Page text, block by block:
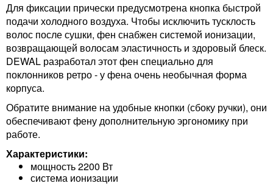
Для фиксации прически предусмотрена кнопка быстрой
подачи холодного воздуха. Чтобы исключить тусклость
волос после сушки, фен снабжен системой ионизации,
возвращающей волосам эластичность и здоровый блеск.
DEWAL разработал этот фен специально для
поклонников ретро - у фена очень необычная форма
корпуса.
Обратите внимание на удобные кнопки (сбоку ручки), они
обеспечивают фену дополнительную эргономику при
работе.
Характеристики:
мощность 2200 Вт
система ионизации